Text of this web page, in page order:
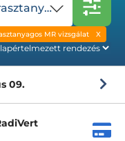
Gerinc- 3 régió natív és kontrasztanyagos MR vizsgálat
MR vizsgálat
09.